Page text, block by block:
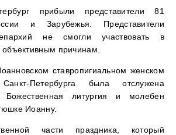
прибыли представители 81
и Зарубежья. Представители
не смогли участвовать в
объективным причинам.
ставропигиальном женском
Петербурга была отслужена
Божественная литургия и молебен
Иоанну.
части праздника, который